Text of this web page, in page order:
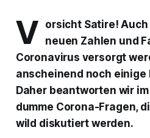
V orsicht Satire!
neuen Zahlen und
Coronavirus versorgt
anscheinend noch einige
Daher beantworten wir
dumme Corona-Fragen,
wild diskutiert werden.